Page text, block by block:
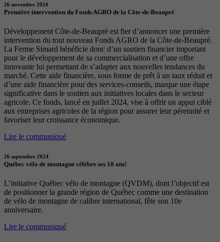
26 novembre 2024
Première intervention du Fonds AGRO de la Côte-de-Beaupré
Développement Côte-de-Beaupré est fier d’annoncer une première
intervention du tout nouveau Fonds AGRO de la Côte-de-Beaupré.
La Ferme Simard bénéficie donc d’un soutien financier important
pour le développement de sa commercialisation et d’une offre
innovante lui permettant de s’adapter aux nouvelles tendances du
marché. Cette aide financière, sous forme de prêt à un taux réduit et
d’une aide financière pour des services-conseils, marque une étape
significative dans le soutien aux initiatives locales dans le secteur
agricole. Ce fonds, lancé en juillet 2024, vise à offrir un appui ciblé
aux entreprises agricoles de la région pour assurer leur pérennité et
favoriser leur croissance économique.
Lire le communiqué
26 septembre 2024
Québec vélo de montagne célèbre ses 10 ans!
L’initiative Québec vélo de montagne (QVDM), dont l’objectif est
de positionner la grande région de Québec comme une destination
de vélo de montagne de calibre international, fête son 10e
anniversaire.
Lire le communiqué